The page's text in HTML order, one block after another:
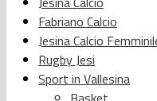
Fabriano Calcio
Jesina Calcio
Rugby Jesi
Sport in Vallesina